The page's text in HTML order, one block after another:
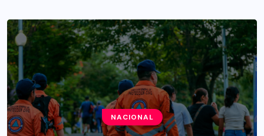
NACIONAL